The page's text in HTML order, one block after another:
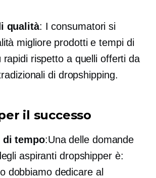
qualità: I consumatori si
miglioreprodotti e tempi di
rapidi rispetto a quelli offerti da
di dropshipping.
il successo
di tempo:Una delle domande
aspiranti dropshipper è:
dobbiamo dedicare al